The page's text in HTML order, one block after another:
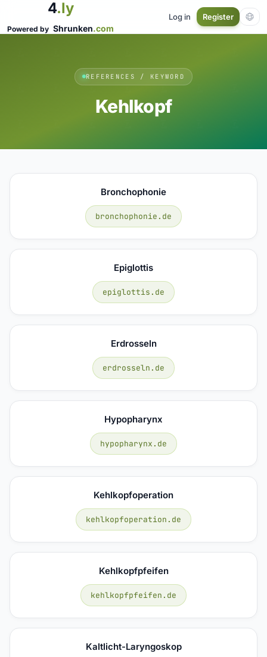
4.ly
Powered by Shrunken.com
Log in Register
REFERENCES / KEYWORD
Kehlkopf
Bronchophonie
bronchophonie.de
Epiglottis
epiglottis.de
Erdrosseln
erdrosseln.de
Hypopharynx
hypopharynx.de
Kehlkopfoperation
kehlkopfoperation.de
Kehlkopfpfeifen
kehlkopfpfeifen.de
Kaltlicht-Laryngoskop